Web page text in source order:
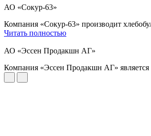
АО «Сокур-63»
Компания «Сокур-63» производит
Читать полностью
АО «Эссен Продакшн АГ»
Компания «Эссен Продакшн АГ»